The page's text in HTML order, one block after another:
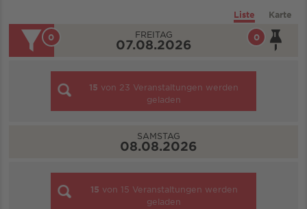
Liste Karte
0
0 FREITAG
07.08.2026
15 von 23 Veranstaltungen werden
geladen
SAMSTAG
08.08.2026
15 von 15 Veranstaltungen werden
geladen